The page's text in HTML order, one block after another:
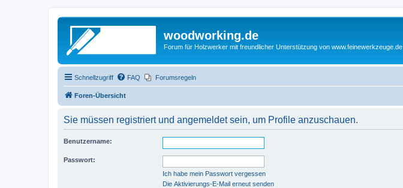
woodworking.de
Forum für Holzwerker mit freundlicher Unterstützung von www.feinewerkzeuge.de
Schnellzugriff FAQ Forumsregeln
Foren-Übersicht
Sie müssen registriert und angemeldet sein, um Profile anzuschauen.
Benutzername:
Passwort:
Ich habe mein Passwort vergessen
Die Aktivierungs-E-Mail erneut senden